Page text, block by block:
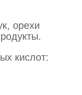
орехи
кислот: